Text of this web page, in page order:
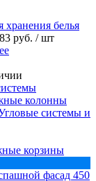
хранения белья
руб. / шт
колонны
системы и
корзины